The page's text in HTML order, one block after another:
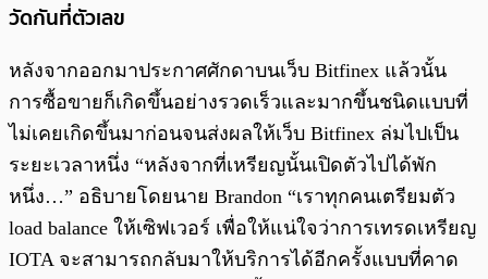
วัดกันที่ตัวเลข
หลังจากออกมาประกาศศักดาบนเว็บ Bitfinex แล้วนั้น
การซื้อขายก็เกิดขึ้นอย่างรวดเร็วและมากขึ้นชนิดแบบที่
ไม่เคยเกิดขึ้นมาก่อนจนส่งผลให้เว็บ Bitfinex ล่มไปเป็น
ระยะเวลาหนึ่ง “หลังจากที่เหรียญนั้นเปิดตัวไปได้พัก
หนึ่ง…” อธิบายโดยนาย Brandon “เราทุกคนเตรียมตัว
load balance ให้เซิฟเวอร์ เพื่อให้แน่ใจว่าการเทรดเหรียญ
IOTA จะสามารถกลับมาให้บริการได้อีกครั้งแบบที่คาด